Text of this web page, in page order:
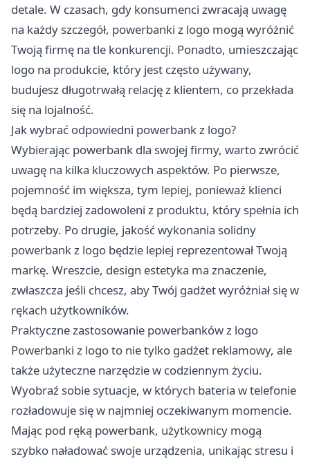
detale. W czasach, gdy konsumenci zwracają uwagę
na każdy szczegół, powerbanki z logo mogą wyróżnić
Twoją firmę na tle konkurencji. Ponadto, umieszczając
logo na produkcie, który jest często używany,
budujesz długotrwałą relację z klientem, co przekłada
się na lojalność.
Jak wybrać odpowiedni powerbank z logo?
Wybierając powerbank dla swojej firmy, warto zwrócić
uwagę na kilka kluczowych aspektów. Po pierwsze,
pojemność im większa, tym lepiej, ponieważ klienci
będą bardziej zadowoleni z produktu, który spełnia ich
potrzeby. Po drugie, jakość wykonania solidny
powerbank z logo będzie lepiej reprezentował Twoją
markę. Wreszcie, design estetyka ma znaczenie,
zwłaszcza jeśli chcesz, aby Twój gadżet wyróżniał się w
rękach użytkowników.
Praktyczne zastosowanie powerbanków z logo
Powerbanki z logo to nie tylko gadżet reklamowy, ale
także użyteczne narzędzie w codziennym życiu.
Wyobraź sobie sytuacje, w których bateria w telefonie
rozładowuje się w najmniej oczekiwanym momencie.
Mając pod ręką powerbank, użytkownicy mogą
szybko naładować swoje urządzenia, unikając stresu i